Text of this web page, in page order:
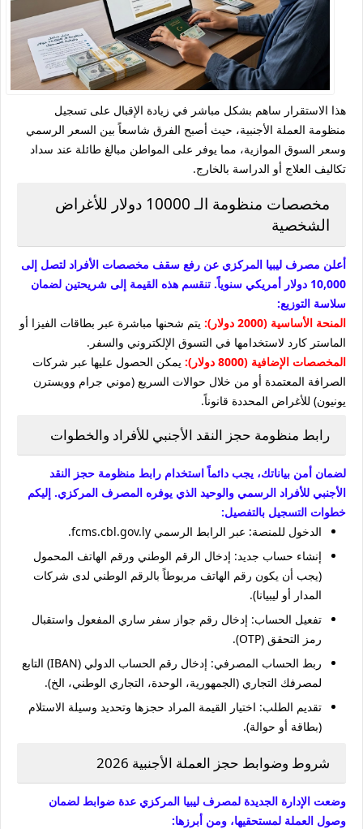
هذا الاستقرار ساهم بشكل مباشر في زيادة الإقبال على تسجيل
منظومة العملة الأجنبية، حيث أصبح الفرق شاسعاً بين السعر الرسمي
وسعر السوق الموازية، مما يوفر على المواطن مبالغ طائلة عند سداد
تكاليف العلاج أو الدراسة بالخارج.
مخصصات منظومة الـ 10000 دولار للأغراض
الشخصية
أعلن مصرف ليبيا المركزي عن رفع سقف مخصصات الأفراد لتصل إلى
10,000 دولار أمريكي سنوياً. تنقسم هذه القيمة إلى شريحتين لضمان
سلاسة التوزيع:
المنحة الأساسية (2000 دولار):
يتم شحنها مباشرة عبر بطاقات الفيزا أو
الماستر كارد لاستخدامها في التسوق الإلكتروني والسفر.
المخصصات الإضافية (8000 دولار):
يمكن الحصول عليها عبر شركات
الصرافة المعتمدة أو من خلال حوالات السريع (موني جرام وويسترن
يونيون) للأغراض المحددة قانوناً.
رابط منظومة حجز النقد الأجنبي للأفراد والخطوات
لضمان أمن بياناتك، يجب دائماً استخدام رابط منظومة حجز النقد
الأجنبي للأفراد الرسمي والوحيد الذي يوفره المصرف المركزي. إليكم
خطوات التسجيل بالتفصيل:
الدخول للمنصة: عبر الرابط الرسمي fcms.cbl.gov.ly.
إنشاء حساب جديد: إدخال الرقم الوطني ورقم الهاتف المحمول
(يجب أن يكون رقم الهاتف مربوطاً بالرقم الوطني لدى شركات
المدار أو ليبيانا).
تفعيل الحساب: إدخال رقم جواز سفر ساري المفعول واستقبال
رمز التحقق (OTP).
ربط الحساب المصرفي: إدخال رقم الحساب الدولي (IBAN) التابع
لمصرفك التجاري (الجمهورية، الوحدة، التجاري الوطني، الخ).
تقديم الطلب: اختيار القيمة المراد حجزها وتحديد وسيلة الاستلام
(بطاقة أو حوالة).
شروط وضوابط حجز العملة الأجنبية 2026
وضعت الإدارة الجديدة لمصرف ليبيا المركزي عدة ضوابط لضمان
وصول العملة لمستحقيها، ومن أبرزها: